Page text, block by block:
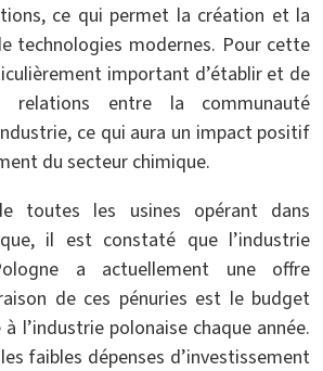
ce qui permet la création et la
technologies modernes. Pour cette
important d’établir et de
relations entre la communauté
ce qui aura un impact positif
du secteur chimique.
toutes les usines opérant dans
il est constaté que l’industrie
a actuellement une offre
de ces pénuries est le budget
l’industrie polonaise chaque année.
faibles dépenses d’investissement